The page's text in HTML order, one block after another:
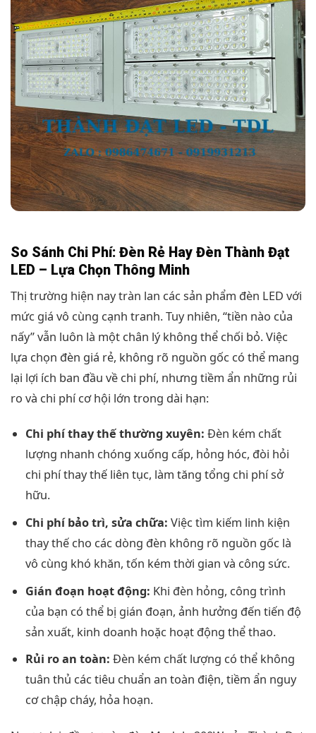
So Sánh Chi Phí: Đèn Rẻ Hay Đèn Thành Đạt
LED – Lựa Chọn Thông Minh
Thị trường hiện nay tràn lan các sản phẩm đèn LED với
mức giá vô cùng cạnh tranh. Tuy nhiên, “tiền nào của
nấy” vẫn luôn là một chân lý không thể chối bỏ. Việc
lựa chọn đèn giá rẻ, không rõ nguồn gốc có thể mang
lại lợi ích ban đầu về chi phí, nhưng tiềm ẩn những rủi
ro và chi phí cơ hội lớn trong dài hạn:
Chi phí thay thế thường xuyên: Đèn kém chất
lượng nhanh chóng xuống cấp, hỏng hóc, đòi hỏi
chi phí thay thế liên tục, làm tăng tổng chi phí sở
hữu.
Chi phí bảo trì, sửa chữa: Việc tìm kiếm linh kiện
thay thế cho các dòng đèn không rõ nguồn gốc là
vô cùng khó khăn, tốn kém thời gian và công sức.
Gián đoạn hoạt động: Khi đèn hỏng, công trình
của bạn có thể bị gián đoạn, ảnh hưởng đến tiến độ
sản xuất, kinh doanh hoặc hoạt động thể thao.
Rủi ro an toàn: Đèn kém chất lượng có thể không
tuân thủ các tiêu chuẩn an toàn điện, tiềm ẩn nguy
cơ chập cháy, hỏa hoạn.